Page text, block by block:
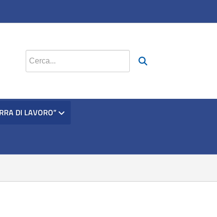
DI LAVORO”